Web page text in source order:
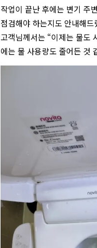
작업이 끝난 후에는 변기 주
점검해야 하는지도 안내해드
고객님께서는 “이제는 물도
에는 물 사용량도 줄어든 것